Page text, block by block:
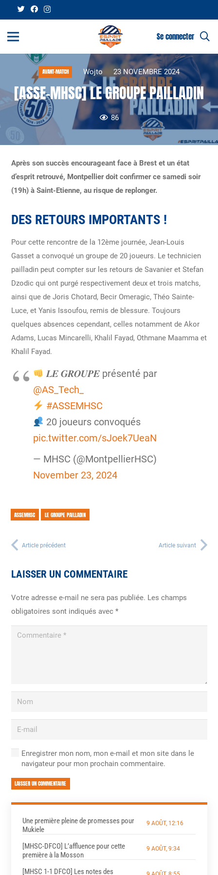
Se connecter
AVANT-MATCH Wojto 23 NOVEMBRE 2024
[ASSE-MHSC] LE GROUPE PAILLADIN
86
Après son succès encourageant face à Brest et un état
d’esprit retrouvé, Montpellier doit confirmer ce samedi soir
(19h) à Saint-Etienne, au risque de replonger.
DES RETOURS IMPORTANTS !
Pour cette rencontre de la 12ème journée, Jean-Louis
Gasset a convoqué un groupe de 20 joueurs. Le technicien
pailladin peut compter sur les retours de Savanier et Stefan
Dzodic qui ont purgé respectivement deux et trois matchs,
ainsi que de Joris Chotard, Becir Omeragic, Théo Sainte-
Luce, et Yanis Issoufou, remis de blessure. Toujours
quelques absences cependant, celles notamment de Akor
Adams, Lucas Mincarelli, Khalil Fayad, Othmane Maamma et
Khalil Fayad.
𝑳𝑬 𝑮𝑹𝑶𝑼𝑷𝑬 présenté par
@AS_Tech_
#ASSEMHSC
20 joueurs convoqués
pic.twitter.com/sJoek7UeaN
— MHSC (@MontpellierHSC)
November 23, 2024
ASSEMHSC LE GROUPE PAILLADIN
Article précédent Article suivant
LAISSER UN COMMENTAIRE
Votre adresse e-mail ne sera pas publiée. Les champs
obligatoires sont indiqués avec *
Enregistrer mon nom, mon e-mail et mon site dans le
navigateur pour mon prochain commentaire.
LAISSER UN COMMENTAIRE
Une première pleine de promesses pour
Mukiele
9 AOÛT, 12:16
[MHSC-DFCO] L’affluence pour cette
première à la Mosson
9 AOÛT, 9:34
[MHSC 1-1 DFCO] Les notes des